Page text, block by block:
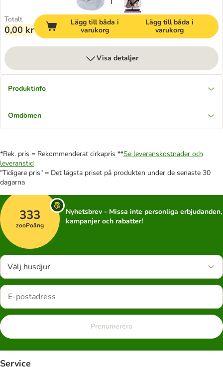
Totalt
0,00 kr
Lägg till båda i
varukorg
Lägg till båda i
varukorg
Visa detaljer
Produktinfo
Omdömen
*Rek. pris = Rekommenderat cirkapris **Se leveranskostnader och
leveranstid
"Tidigare pris" = Det lägsta priset på produkten under de senaste 30
dagarna
333
zooPoäng
Nyhetsbrev - Missa inte personliga erbjudanden,
kampanjer och rabatter!
Välj husdjur
Prenumerera
Service